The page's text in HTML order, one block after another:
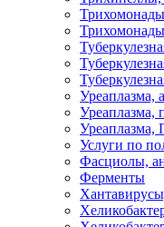
Уреаплазма,
Уреаплазма,
Услуги по
Фасциолы,
Ферменты